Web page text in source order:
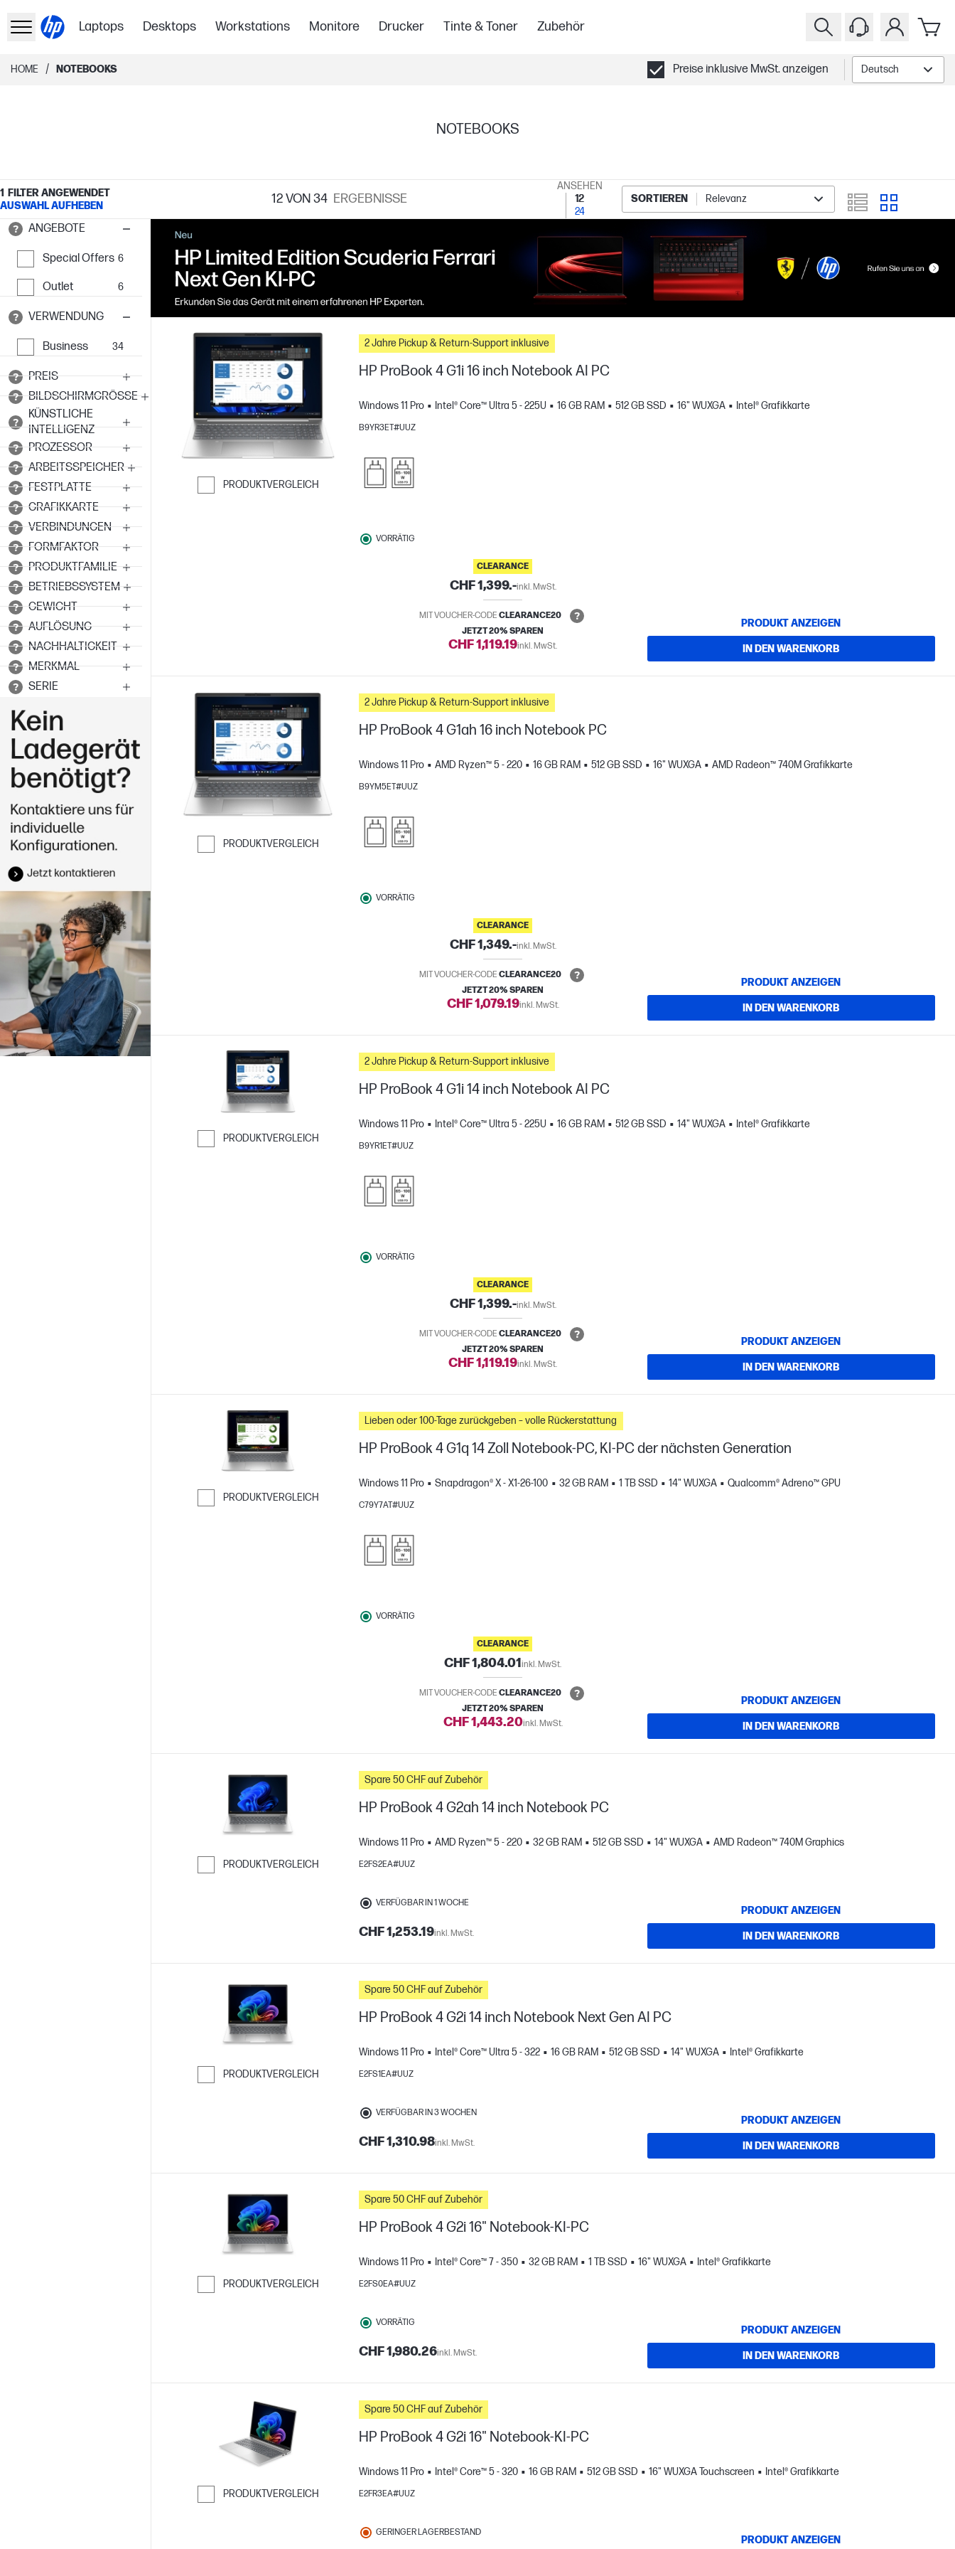
Laptops Desktops Workstations Monitore Drucker Tinte & Toner Zubehör
HOME / NOTEBOOKS Preise inklusive MwSt. anzeigen Deutsch
NOTEBOOKS
1
FILTER ANGEWENDET
AUSWAHL AUFHEBEN
12VON 34 ERGEBNISSE
ANSEHEN
12
24
SORTIEREN Relevanz
ANGEBOTE
Special Offers 6
Outlet 6
VERWENDUNG
Business 34
PREIS
BILDSCHIRMGRÖSSE
KÜNSTLICHE
INTELLIGENZ
PROZESSOR
ARBEITSSPEICHER
FESTPLATTE
GRAFIKKARTE
VERBINDUNGEN
FORMFAKTOR
PRODUKTFAMILIE
BETRIEBSSYSTEM
GEWICHT
AUFLÖSUNG
NACHHALTIGKEIT
MERKMAL
SERIE
PRODUKTVERGLEICH
2 Jahre Pickup & Return-Support inklusive
HP ProBook 4 G1i 16 inch Notebook AI PC
Windows 11 Pro Intel® Core™ Ultra 5 - 225U 16 GB RAM 512 GB SSD 16" WUXGA Intel® Grafikkarte
B9YR3ET#UUZ
VORRÄTIG
CLEARANCE
CHF 1,399.-inkl. MwSt.
MIT VOUCHER-CODE CLEARANCE20
JETZT 20% SPAREN
CHF 1,119.19inkl. MwSt.
PRODUKT ANZEIGEN
IN DEN WARENKORB
PRODUKTVERGLEICH
2 Jahre Pickup & Return-Support inklusive
HP ProBook 4 G1ah 16 inch Notebook PC
Windows 11 Pro AMD Ryzen™ 5 - 220 16 GB RAM 512 GB SSD 16" WUXGA AMD Radeon™ 740M Grafikkarte
B9YM5ET#UUZ
VORRÄTIG
CLEARANCE
CHF 1,349.-inkl. MwSt.
MIT VOUCHER-CODE CLEARANCE20
JETZT 20% SPAREN
CHF 1,079.19inkl. MwSt.
PRODUKT ANZEIGEN
IN DEN WARENKORB
PRODUKTVERGLEICH
2 Jahre Pickup & Return-Support inklusive
HP ProBook 4 G1i 14 inch Notebook AI PC
Windows 11 Pro Intel® Core™ Ultra 5 - 225U 16 GB RAM 512 GB SSD 14" WUXGA Intel® Grafikkarte
B9YR1ET#UUZ
VORRÄTIG
CLEARANCE
CHF 1,399.-inkl. MwSt.
MIT VOUCHER-CODE CLEARANCE20
JETZT 20% SPAREN
CHF 1,119.19inkl. MwSt.
PRODUKT ANZEIGEN
IN DEN WARENKORB
PRODUKTVERGLEICH
Lieben oder 100-Tage zurückgeben – volle Rückerstattung
HP ProBook 4 G1q 14 Zoll Notebook-PC, KI-PC der nächsten Generation
Windows 11 Pro Snapdragon® X - X1-26-100 32 GB RAM 1 TB SSD 14" WUXGA Qualcomm® Adreno™ GPU
C79Y7AT#UUZ
VORRÄTIG
CLEARANCE
CHF 1,804.01inkl. MwSt.
MIT VOUCHER-CODE CLEARANCE20
JETZT 20% SPAREN
CHF 1,443.20inkl. MwSt.
PRODUKT ANZEIGEN
IN DEN WARENKORB
PRODUKTVERGLEICH
Spare 50 CHF auf Zubehör
HP ProBook 4 G2ah 14 inch Notebook PC
Windows 11 Pro AMD Ryzen™ 5 - 220 32 GB RAM 512 GB SSD 14" WUXGA AMD Radeon™ 740M Graphics
E2FS2EA#UUZ
VERFÜGBAR IN 1 WOCHE
CHF 1,253.19inkl. MwSt.
PRODUKT ANZEIGEN
IN DEN WARENKORB
PRODUKTVERGLEICH
Spare 50 CHF auf Zubehör
HP ProBook 4 G2i 14 inch Notebook Next Gen AI PC
Windows 11 Pro Intel® Core™ Ultra 5 - 322 16 GB RAM 512 GB SSD 14" WUXGA Intel® Grafikkarte
E2FS1EA#UUZ
VERFÜGBAR IN 3 WOCHEN
CHF 1,310.98inkl. MwSt.
PRODUKT ANZEIGEN
IN DEN WARENKORB
PRODUKTVERGLEICH
Spare 50 CHF auf Zubehör
HP ProBook 4 G2i 16" Notebook-KI-PC
Windows 11 Pro Intel® Core™ 7 - 350 32 GB RAM 1 TB SSD 16" WUXGA Intel® Grafikkarte
E2FS0EA#UUZ
VORRÄTIG
CHF 1,980.26inkl. MwSt.
PRODUKT ANZEIGEN
IN DEN WARENKORB
PRODUKTVERGLEICH
Spare 50 CHF auf Zubehör
HP ProBook 4 G2i 16" Notebook-KI-PC
Windows 11 Pro Intel® Core™ 5 - 320 16 GB RAM 512 GB SSD 16" WUXGA Touchscreen Intel® Grafikkarte
E2FR3EA#UUZ
GERINGER LAGERBESTAND
PRODUKT ANZEIGEN